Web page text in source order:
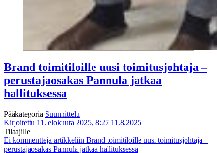
Brand toimitiloille uusi toimitusjohtaja –
perustajaosakas Pannula jatkaa
hallituksessa
Pääkategoria Suunnittelu
Kirjoitettu 11. elokuuta 2025, 8:27 11.8.2025
Tilaajille
Ei kommentteja artikkeliin Brand toimitiloille uusi toimitusjohtaja –
perustajaosakas Pannula jatkaa hallituksessa